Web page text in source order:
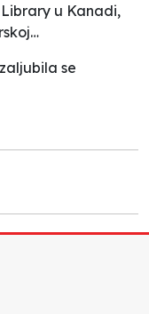
u Kanadi,
se